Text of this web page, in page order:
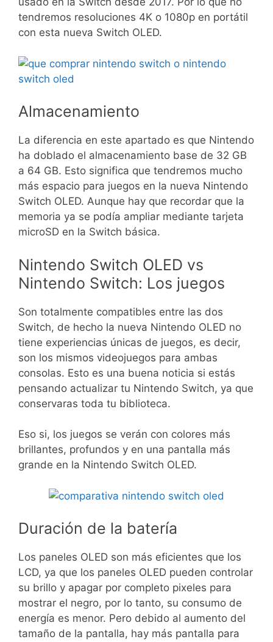
tendremos resoluciones 4K o 1080p en portátil
con esta nueva Switch OLED.
Almacenamiento
La diferencia en este apartado es que Nintendo
ha doblado el almacenamiento base de 32 GB
a 64 GB. Esto significa que tendremos mucho
más espacio para juegos en la nueva Nintendo
Switch OLED. Aunque hay que recordar que la
memoria ya se podía ampliar mediante tarjeta
microSD en la Switch básica.
Nintendo Switch OLED vs
Nintendo Switch: Los juegos
Son totalmente compatibles entre las dos
Switch, de hecho la nueva Nintendo OLED no
tiene experiencias únicas de juegos, es decir,
son los mismos videojuegos para ambas
consolas. Esto es una buena noticia si estás
pensando actualizar tu Nintendo Switch, ya que
conservaras toda tu biblioteca.
Eso si, los juegos se verán con colores más
brillantes, profundos y en una pantalla más
grande en la Nintendo Switch OLED.
Duración de la batería
Los paneles OLED son más eficientes que los
LCD, ya que los paneles OLED pueden controlar
su brillo y apagar por completo pixeles para
mostrar el negro, por lo tanto, su consumo de
energía es menor. Pero debido al aumento del
tamaño de la pantalla, hay más pantalla para